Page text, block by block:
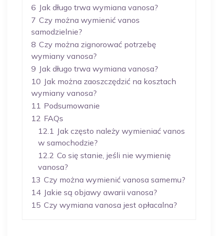
6 Jak długo trwa wymiana vanosa?
7 Czy można wymienić vanos
samodzielnie?
8 Czy można zignorować potrzebę
wymiany vanosa?
9 Jak długo trwa wymiana vanosa?
10 Jak można zaoszczędzić na kosztach
wymiany vanosa?
11 Podsumowanie
12 FAQs
12.1 Jak często należy wymieniać vanos
w samochodzie?
12.2 Co się stanie, jeśli nie wymienię
vanosa?
13 Czy można wymienić vanosa samemu?
14 Jakie są objawy awarii vanosa?
15 Czy wymiana vanosa jest opłacalna?